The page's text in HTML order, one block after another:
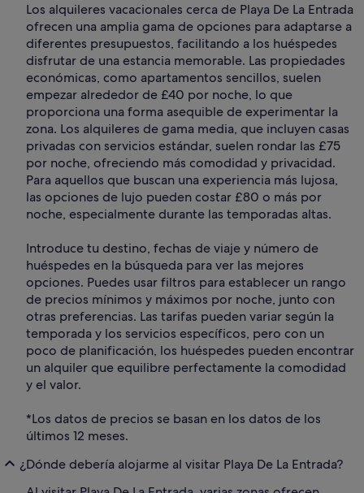
Los alquileres vacacionales cerca de Playa De La Entrada
ofrecen una amplia gama de opciones para adaptarse a
diferentes presupuestos, facilitando a los huéspedes
disfrutar de una estancia memorable. Las propiedades
económicas, como apartamentos sencillos, suelen
empezar alrededor de £40 por noche, lo que
proporciona una forma asequible de experimentar la
zona. Los alquileres de gama media, que incluyen casas
privadas con servicios estándar, suelen rondar las £75
por noche, ofreciendo más comodidad y privacidad.
Para aquellos que buscan una experiencia más lujosa,
las opciones de lujo pueden costar £80 o más por
noche, especialmente durante las temporadas altas.
Introduce tu destino, fechas de viaje y número de
huéspedes en la búsqueda para ver las mejores
opciones. Puedes usar filtros para establecer un rango
de precios mínimos y máximos por noche, junto con
otras preferencias. Las tarifas pueden variar según la
temporada y los servicios específicos, pero con un
poco de planificación, los huéspedes pueden encontrar
un alquiler que equilibre perfectamente la comodidad
y el valor.
*Los datos de precios se basan en los datos de los
últimos 12 meses.
¿Dónde debería alojarme al visitar Playa De La Entrada?